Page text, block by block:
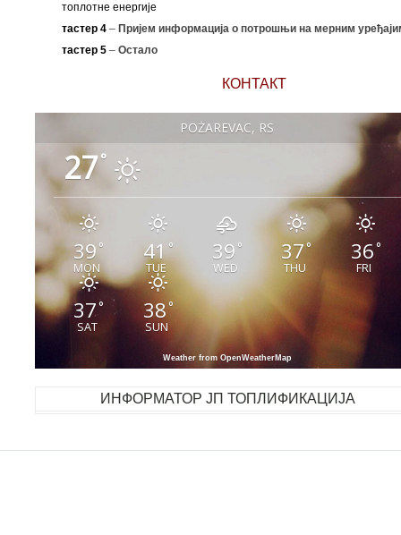
топлотне енергије
тастер 4 – Пријем информација о потрошњи на мерним
тастер 5 – Остало
КОНТАКТ
POŽAREVAC, RS
27°
39°
MON
41°
TUE
39 °
WED
37°
THU
36°
FRI
37°
SAT
38°
SUN
Weather from OpenWeatherMap
ИНФОРМАТОР ЈП ТОПЛИФИКАЦИЈА